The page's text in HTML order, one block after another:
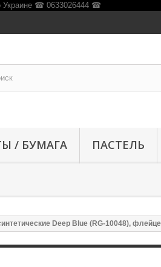
/ БУМАГА ПАСТЕЛЬ
Deep Blue (RG-10048),